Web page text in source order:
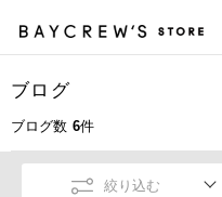
ブログ
ブログ数 6件
絞り込む